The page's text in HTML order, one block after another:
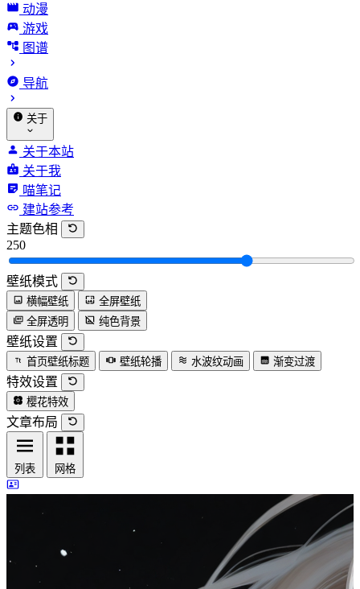
动漫
游戏
图谱
导航
关于
关于本站
关于我
喵笔记
建站参考
主题色相
250
壁纸模式
横幅壁纸
全屏壁纸
全屏透明
纯色背景
壁纸设置
首页壁纸标题 壁纸轮播 水波纹动画 渐变过渡
特效设置
樱花特效
文章布局
列表 网格